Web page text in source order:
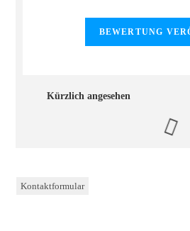
Kürzlich angesehen
Kontaktformular